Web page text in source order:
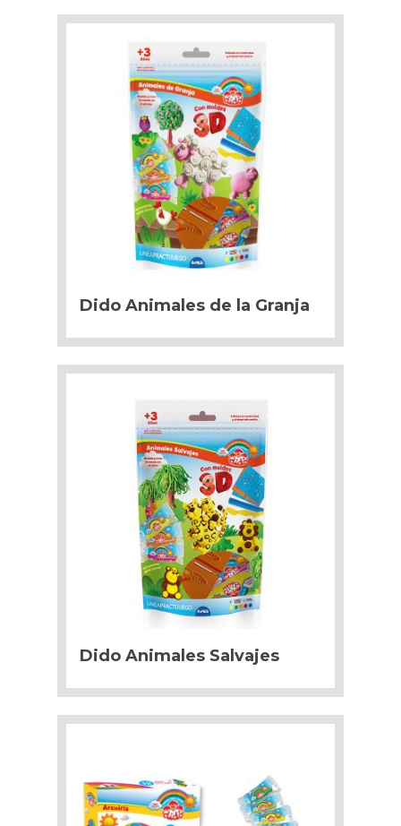
Dido Animales de la Granja
Dido Animales Salvajes